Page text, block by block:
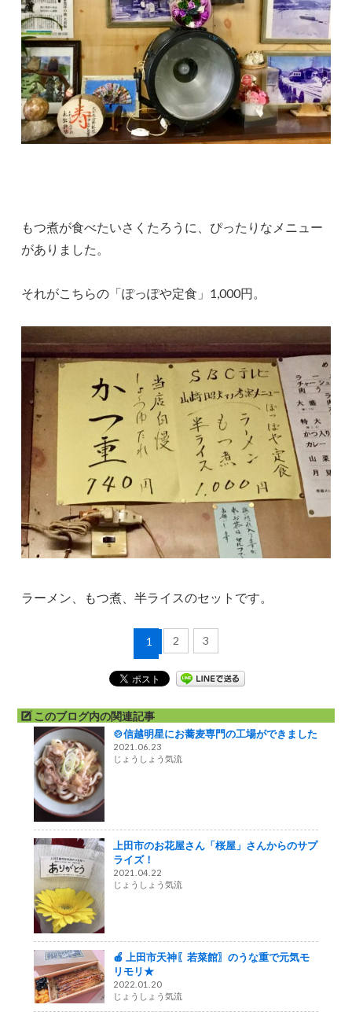
もつ煮が食べたいさくたろうに、ぴったりなメニュー
がありました。
それがこちらの「ぽっぽや定食」1,000円。
ラーメン、もつ煮、半ライスのセットです。
1 2 3
このブログ内の関連記事
🍲信越明星にお蕎麦専門の工場ができました
2021.06.23
じょうしょう気流
上田市のお花屋さん「桜屋」さんからのサプ
ライズ！
2021.04.22
じょうしょう気流
🍎 上田市天神〖若菜館〗のうな重で元気モ
リモリ★
2022.01.20
じょうしょう気流